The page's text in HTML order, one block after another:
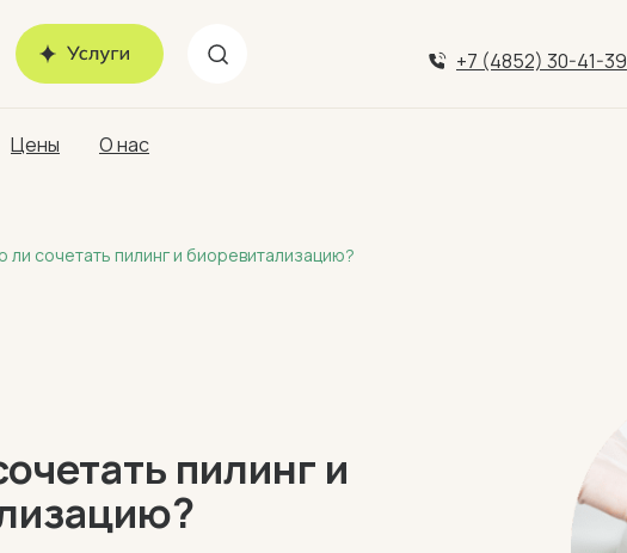
О нас
Цены
+7 (4852) 30-41-39
сочетать пилинг и биоревитализацию?
пилинг и